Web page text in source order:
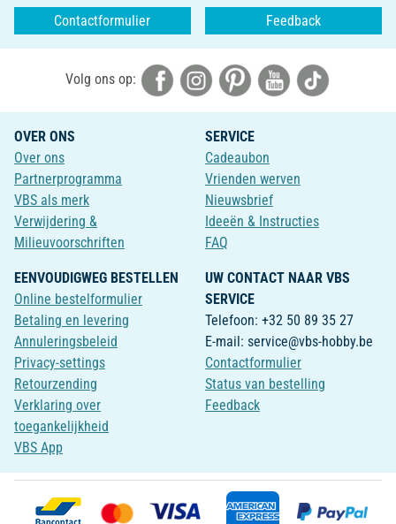
Contactformulier Feedback
Volg ons op:
OVER ONS
Over ons
Partnerprogramma
VBS als merk
Verwijdering &
Milieuvoorschriften
SERVICE
Cadeaubon
Vrienden werven
Nieuwsbrief
Ideeën & Instructies
FAQ
EENVOUDIGWEG BESTELLEN
Online bestelformulier
Betaling en levering
Annuleringsbeleid
Privacy-settings
Retourzending
Verklaring over
toegankelijkheid
VBS App
UW CONTACT NAAR VBS
SERVICE
Telefoon: +32 50 89 35 27
E-mail: service@vbs-hobby.be
Contactformulier
Status van bestelling
Feedback